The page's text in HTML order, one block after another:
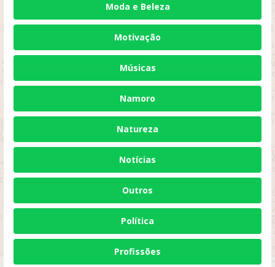
Moda e Beleza
Motivação
Músicas
Namoro
Natureza
Notícias
Outros
Política
Profissões